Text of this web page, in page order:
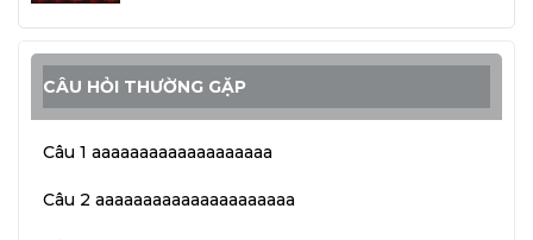
CÂU HỎI THƯỜNG GẶP
Câu 1 aaaaaaaaaaaaaaaaaaa
Câu 2 aaaaaaaaaaaaaaaaaaaaa